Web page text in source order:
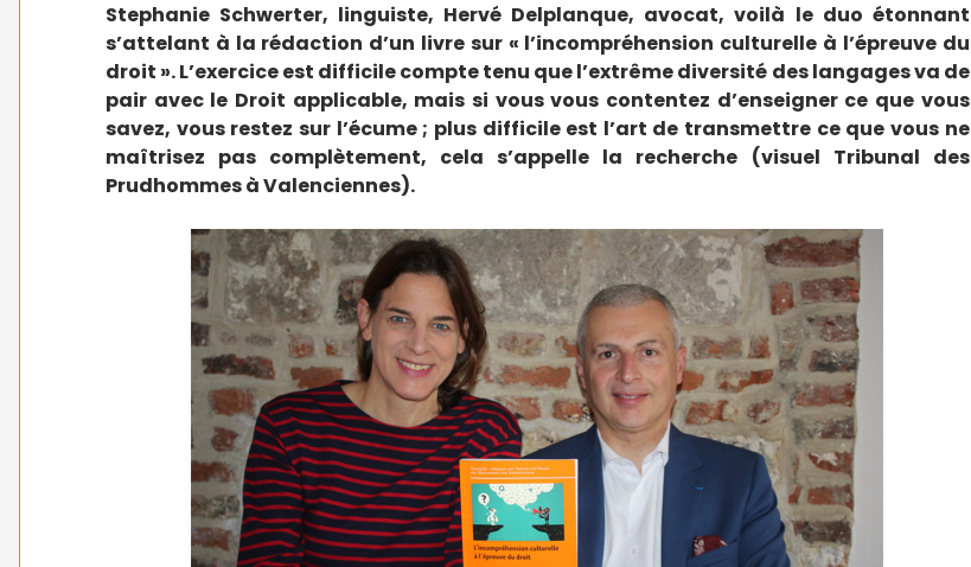
Stephanie Schwerter, linguiste, Hervé Delplanque, avocat, voilà le duo étonnant
s’attelant à la rédaction d’un livre sur « l’incompréhension culturelle à l’épreuve du
droit ». L’exercice est difficile compte tenu que l’extrême diversité des langages va de
pair avec le Droit applicable, mais si vous vous contentez d’enseigner ce que vous
savez, vous restez sur l’écume ; plus difficile est l’art de transmettre ce que vous ne
maîtrisez pas complètement, cela s’appelle la recherche (visuel Tribunal des
Prudhommes à Valenciennes).